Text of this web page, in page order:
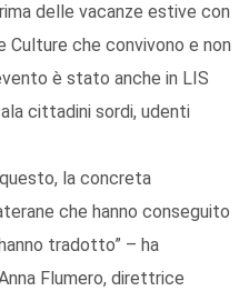
delle vacanze estive con
che convivono e non
è stato anche in LIS
cittadini sordi, udenti
la concreta
che hanno conseguito
tradotto” – ha
Flumero, direttrice